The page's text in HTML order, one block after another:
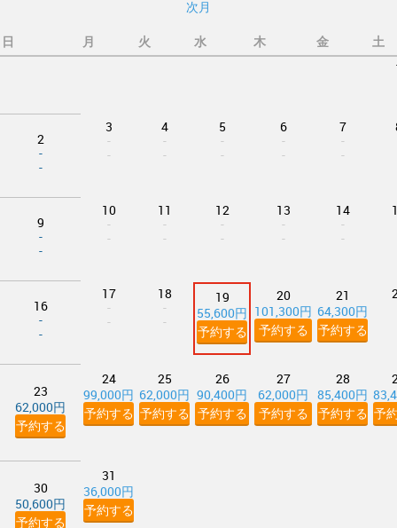
次月
日 月 火 水 木 金
土
2
-
-
3
-
-
4
-
-
5
-
-
6
-
-
7
-
-
9
-
-
10
-
-
11
-
-
12
-
-
13
-
-
14
-
-
16
-
-
17
-
-
18
-
-
19
55,600円
予約する
20
101,300円
予約する
21
64,300円
予約する
23
62,000円
予約する
24
99,000円
予約する
25
62,000円
予約する
26
90,400円
予約する
27
62,000円
予約する
28
85,400円
予約する 予
30
50,600円
予約する
31
36,000円
予約する